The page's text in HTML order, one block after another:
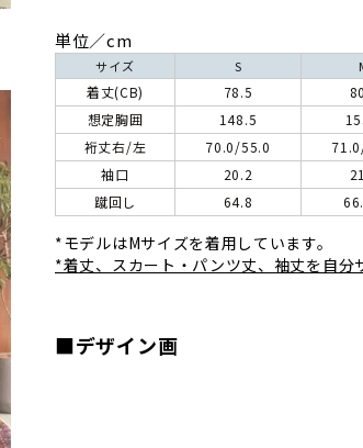
単位／cm
サイズ S
着丈(CB) 78.5
想定胸囲
148.5
裄丈右/左
70.0/55.0
袖口
20.2
蹴回し
64.8
*モデルはMサイズを着用しています。
*着丈、スカート・パンツ丈、袖丈を自分
■デザイン画